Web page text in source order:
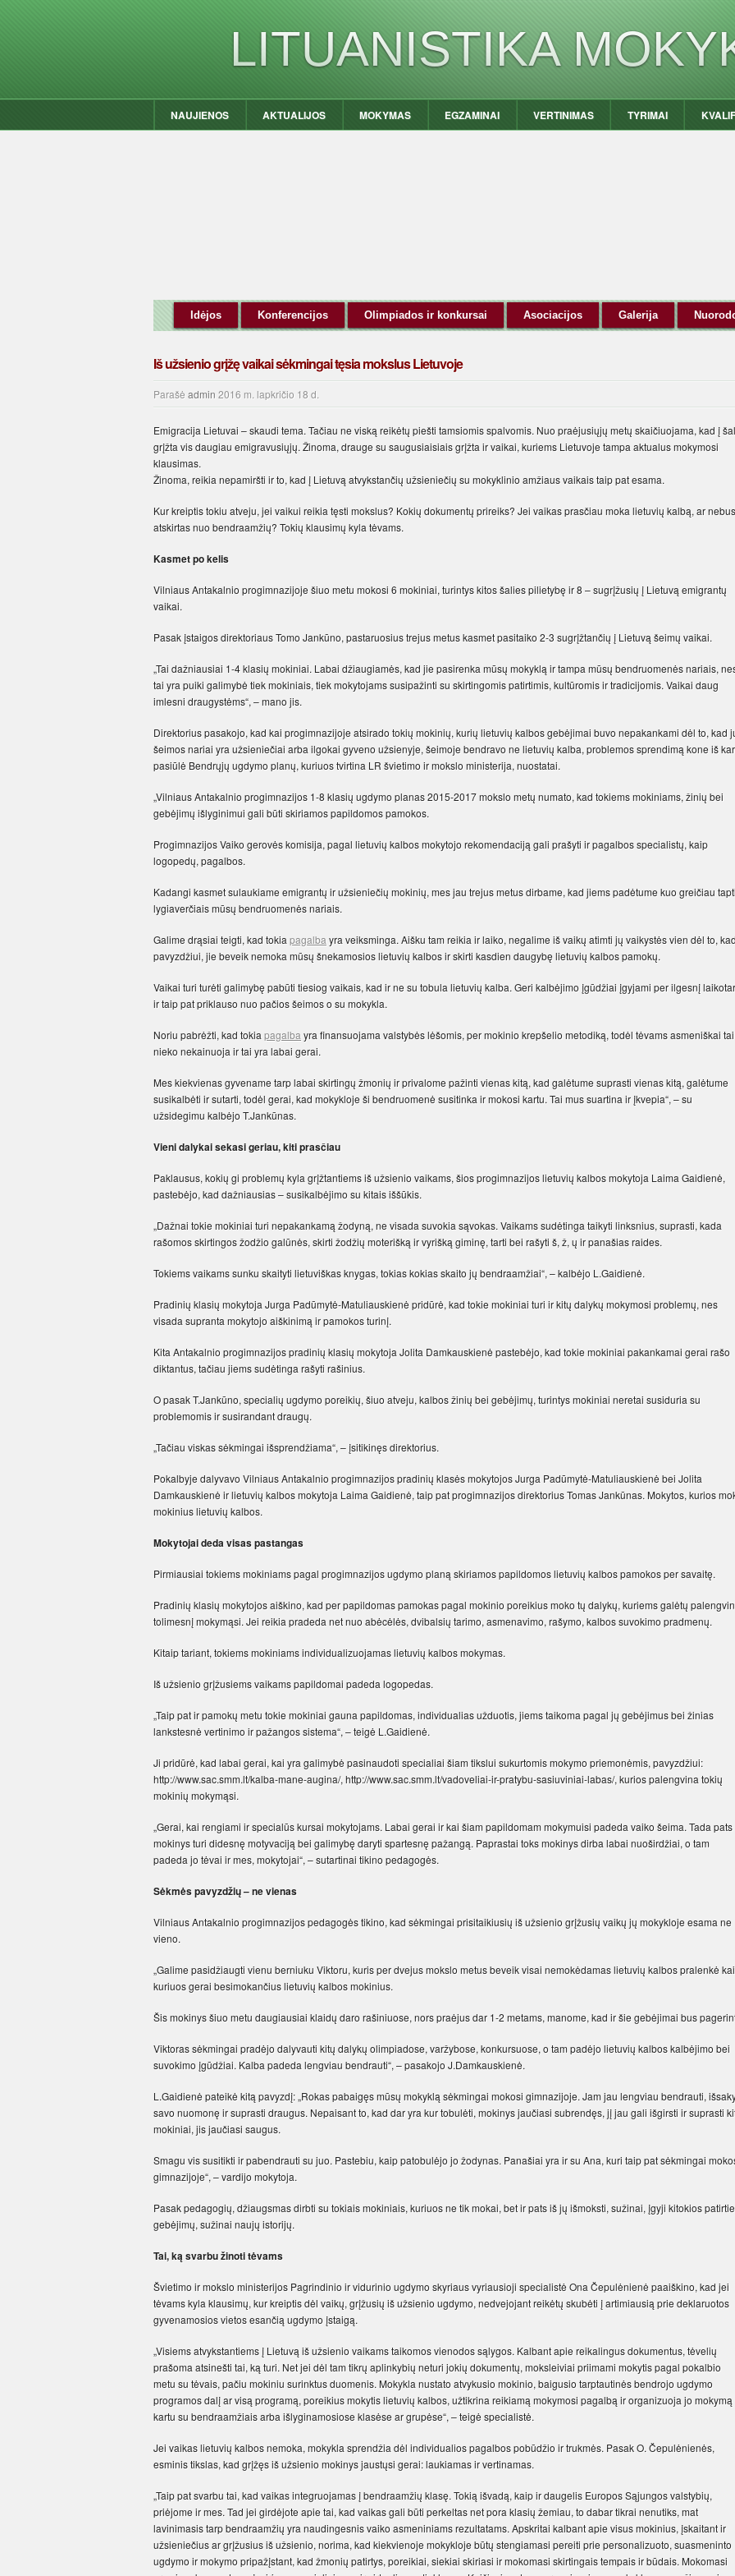
LITUANISTIKA
NAUJIENOS AKTUALIJOS MOKYMAS EGZAMINAI VERTINIMAS TYRIMAI
Idėjos Konferencijos Olimpiados ir konkursai Asociacijos Galerija
Iš užsienio grįžę vaikai sėkmingai tęsia mokslus Lietuvoje
Parašė admin 2016 m. lapkričio 18 d.
Emigracija Lietuvai – skaudi tema. Tačiau ne viską reikėtų piešti tamsiomis spalvomis. Nuo praėjusiųjų metų skaičiuojama, kad į
grįžta vis daugiau emigravusiųjų. Žinoma, drauge su saugusiaisiais grįžta ir vaikai, kuriems Lietuvoje tampa aktualus mokymosi
klausimas.
Žinoma, reikia nepamiršti ir to, kad į Lietuvą atvykstančių užsieniečių su mokyklinio amžiaus vaikais taip pat esama.
Kur kreiptis tokiu atveju, jei vaikui reikia tęsti mokslus? Kokių dokumentų prireiks? Jei vaikas prasčiau moka lietuvių kalbą, ar nebus
atskirtas nuo bendraamžių? Tokių klausimų kyla tėvams.
Kasmet po kelis
Vilniaus Antakalnio progimnazijoje šiuo metu mokosi 6 mokiniai, turintys kitos šalies pilietybę ir 8 – sugrįžusių į Lietuvą emigrantų
vaikai.
Pasak įstaigos direktoriaus Tomo Jankūno, pastaruosius trejus metus kasmet pasitaiko 2-3 sugrįžtančių į Lietuvą šeimų vaikai.
„Tai dažniausiai 1-4 klasių mokiniai. Labai džiaugiamės, kad jie pasirenka mūsų mokyklą ir tampa mūsų bendruomenės nariais,
tai yra puiki galimybė tiek mokiniais, tiek mokytojams susipažinti su skirtingomis patirtimis, kultūromis ir tradicijomis. Vaikai daug
imlesni draugystėms“, – mano jis.
Direktorius pasakojo, kad kai progimnazijoje atsirado tokių mokinių, kurių lietuvių kalbos gebėjimai buvo nepakankami dėl to, kad
šeimos nariai yra užsieniečiai arba ilgokai gyveno užsienyje, šeimoje bendravo ne lietuvių kalba, problemos sprendimą kone iš
pasiūlė Bendrųjų ugdymo planų, kuriuos tvirtina LR švietimo ir mokslo ministerija, nuostatai.
„Vilniaus Antakalnio progimnazijos 1-8 klasių ugdymo planas 2015-2017 mokslo metų numato, kad tokiems mokiniams, žinių bei
gebėjimų išlyginimui gali būti skiriamos papildomos pamokos.
Progimnazijos Vaiko gerovės komisija, pagal lietuvių kalbos mokytojo rekomendaciją gali prašyti ir pagalbos specialistų, kaip
logopedų, pagalbos.
Kadangi kasmet sulaukiame emigrantų ir užsieniečių mokinių, mes jau trejus metus dirbame, kad jiems padėtume kuo greičiau tapti
lygiaverčiais mūsų bendruomenės nariais.
Galime drąsiai teigti, kad tokia pagalba yra veiksminga. Aišku tam reikia ir laiko, negalime iš vaikų atimti jų vaikystės vien dėl to,
pavyzdžiui, jie beveik nemoka mūsų šnekamosios lietuvių kalbos ir skirti kasdien daugybę lietuvių kalbos pamokų.
Vaikai turi turėti galimybę pabūti tiesiog vaikais, kad ir ne su tobula lietuvių kalba. Geri kalbėjimo įgūdžiai įgyjami per ilgesnį
ir taip pat priklauso nuo pačios šeimos o su mokykla.
Noriu pabrėžti, kad tokia pagalba yra finansuojama valstybės lėšomis, per mokinio krepšelio metodiką, todėl tėvams asmeniškai tai
nieko nekainuoja ir tai yra labai gerai.
Mes kiekvienas gyvename tarp labai skirtingų žmonių ir privalome pažinti vienas kitą, kad galėtume suprasti vienas kitą, galėtume
susikalbėti ir sutarti, todėl gerai, kad mokykloje ši bendruomenė susitinka ir mokosi kartu. Tai mus suartina ir įkvepia“, – su
užsidegimu kalbėjo T.Jankūnas.
Vieni dalykai sekasi geriau, kiti prasčiau
Paklausus, kokių gi problemų kyla grįžtantiems iš užsienio vaikams, šios progimnazijos lietuvių kalbos mokytoja Laima Gaidienė,
pastebėjo, kad dažniausias – susikalbėjimo su kitais iššūkis.
„Dažnai tokie mokiniai turi nepakankamą žodyną, ne visada suvokia sąvokas. Vaikams sudėtinga taikyti linksnius, suprasti, kada
rašomos skirtingos žodžio galūnės, skirti žodžių moterišką ir vyrišką giminę, tarti bei rašyti š, ž, ų ir panašias raides.
Tokiems vaikams sunku skaityti lietuviškas knygas, tokias kokias skaito jų bendraamžiai“, – kalbėjo L.Gaidienė.
Pradinių klasių mokytoja Jurga Padūmytė-Matuliauskienė pridūrė, kad tokie mokiniai turi ir kitų dalykų mokymosi problemų, nes
visada supranta mokytojo aiškinimą ir pamokos turinį.
Kita Antakalnio progimnazijos pradinių klasių mokytoja Jolita Damkauskienė pastebėjo, kad tokie mokiniai pakankamai gerai rašo
diktantus, tačiau jiems sudėtinga rašyti rašinius.
O pasak T.Jankūno, specialių ugdymo poreikių, šiuo atveju, kalbos žinių bei gebėjimų, turintys mokiniai neretai susiduria su
problemomis ir susirandant draugų.
„Tačiau viskas sėkmingai išsprendžiama“, – įsitikinęs direktorius.
Pokalbyje dalyvavo Vilniaus Antakalnio progimnazijos pradinių klasės mokytojos Jurga Padūmytė-Matuliauskienė bei Jolita
Damkauskienė ir lietuvių kalbos mokytoja Laima Gaidienė, taip pat progimnazijos direktorius Tomas Jankūnas. Mokytos, kurios
mokinius lietuvių kalbos.
Mokytojai deda visas pastangas
Pirmiausiai tokiems mokiniams pagal progimnazijos ugdymo planą skiriamos papildomos lietuvių kalbos pamokos per savaitę.
Pradinių klasių mokytojos aiškino, kad per papildomas pamokas pagal mokinio poreikius moko tų dalykų, kuriems galėtų
tolimesnį mokymąsi. Jei reikia pradeda net nuo abėcėlės, dvibalsių tarimo, asmenavimo, rašymo, kalbos suvokimo pradmenų.
Kitaip tariant, tokiems mokiniams individualizuojamas lietuvių kalbos mokymas.
Iš užsienio grįžusiems vaikams papildomai padeda logopedas.
„Taip pat ir pamokų metu tokie mokiniai gauna papildomas, individualias užduotis, jiems taikoma pagal jų gebėjimus bei žinias
lankstesnė vertinimo ir pažangos sistema“, – teigė L.Gaidienė.
Ji pridūrė, kad labai gerai, kai yra galimybė pasinaudoti specialiai šiam tikslui sukurtomis mokymo priemonėmis, pavyzdžiui:
http://www.sac.smm.lt/kalba-mane-augina/, http://www.sac.smm.lt/vadoveliai-ir-pratybu-sasiuviniai-labas/, kurios palengvina tokių
mokinių mokymąsi.
„Gerai, kai rengiami ir specialūs kursai mokytojams. Labai gerai ir kai šiam papildomam mokymuisi padeda vaiko šeima. Tada pats
mokinys turi didesnę motyvaciją bei galimybę daryti spartesnę pažangą. Paprastai toks mokinys dirba labai nuoširdžiai, o tam
padeda jo tėvai ir mes, mokytojai“, – sutartinai tikino pedagogės.
Sėkmės pavyzdžių – ne vienas
Vilniaus Antakalnio progimnazijos pedagogės tikino, kad sėkmingai prisitaikiusių iš užsienio grįžusių vaikų jų mokykloje esama ne
vieno.
„Galime pasidžiaugti vienu berniuku Viktoru, kuris per dvejus mokslo metus beveik visai nemokėdamas lietuvių kalbos pralenkė kai
kuriuos gerai besimokančius lietuvių kalbos mokinius.
Šis mokinys šiuo metu daugiausiai klaidų daro rašiniuose, nors praėjus dar 1-2 metams, manome, kad ir šie gebėjimai bus
Viktoras sėkmingai pradėjo dalyvauti kitų dalykų olimpiadose, varžybose, konkursuose, o tam padėjo lietuvių kalbos kalbėjimo bei
suvokimo įgūdžiai. Kalba padeda lengviau bendrauti“, – pasakojo J.Damkauskienė.
L.Gaidienė pateikė kitą pavyzdį: „Rokas pabaigęs mūsų mokyklą sėkmingai mokosi gimnazijoje. Jam jau lengviau bendrauti,
savo nuomonę ir suprasti draugus. Nepaisant to, kad dar yra kur tobulėti, mokinys jaučiasi subrendęs, jį jau gali išgirsti ir suprasti
mokiniai, jis jaučiasi saugus.
Smagu vis susitikti ir pabendrauti su juo. Pastebiu, kaip patobulėjo jo žodynas. Panašiai yra ir su Ana, kuri taip pat sėkmingai
gimnazijoje“, – vardijo mokytoja.
Pasak pedagogių, džiaugsmas dirbti su tokiais mokiniais, kuriuos ne tik mokai, bet ir pats iš jų išmoksti, sužinai, įgyji kitokios
gebėjimų, sužinai naujų istorijų.
Tai, ką svarbu žinoti tėvams
Švietimo ir mokslo ministerijos Pagrindinio ir vidurinio ugdymo skyriaus vyriausioji specialistė Ona Čepulėnienė paaiškino, kad jei
tėvams kyla klausimų, kur kreiptis dėl vaikų, grįžusių iš užsienio ugdymo, nedvejojant reikėtų skubėti į artimiausią prie deklaruotos
gyvenamosios vietos esančią ugdymo įstaigą.
„Visiems atvykstantiems į Lietuvą iš užsienio vaikams taikomos vienodos sąlygos. Kalbant apie reikalingus dokumentus, tėvelių
prašoma atsinešti tai, ką turi. Net jei dėl tam tikrų aplinkybių neturi jokių dokumentų, moksleiviai priimami mokytis pagal pokalbio
metu su tėvais, pačiu mokiniu surinktus duomenis. Mokykla nustato atvykusio mokinio, baigusio tarptautinės bendrojo ugdymo
programos dalį ar visą programą, poreikius mokytis lietuvių kalbos, užtikrina reikiamą mokymosi pagalbą ir organizuoja jo mokymą
kartu su bendraamžiais arba išlyginamosiose klasėse ar grupėse“, – teigė specialistė.
Jei vaikas lietuvių kalbos nemoka, mokykla sprendžia dėl individualios pagalbos pobūdžio ir trukmės. Pasak O. Čepulėnienės,
esminis tikslas, kad grįžęs iš užsienio mokinys jaustųsi gerai: laukiamas ir vertinamas.
„Taip pat svarbu tai, kad vaikas integruojamas į bendraamžių klasę. Tokią išvadą, kaip ir daugelis Europos Sąjungos valstybių,
priėjome ir mes. Tad jei girdėjote apie tai, kad vaikas gali būti perkeltas net pora klasių žemiau, to dabar tikrai nenutiks, mat
lavinimasis tarp bendraamžių yra naudingesnis vaiko asmeniniams rezultatams. Apskritai kalbant apie visus mokinius, įskaitant ir
užsieniečius ar grįžusius iš užsienio, norima, kad kiekvienoje mokykloje būtų stengiamasi pereiti prie personalizuoto, suasmeninto
ugdymo ir mokymo pripažįstant, kad žmonių patirtys, poreikiai, siekiai skiriasi ir mokomasi skirtingais tempais ir būdais. Mokomasi